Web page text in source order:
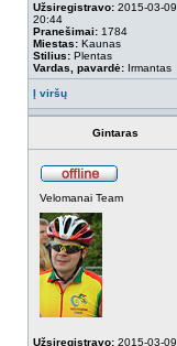
Užsiregistravo: 2015-03-09
20:44
Pranešimai: 1784
Miestas: Kaunas
Stilius: Plentas
Vardas, pavardė: Irmantas
Į viršų
Gintaras
Velomanai Team
Užsiregistravo: 2015-03-09